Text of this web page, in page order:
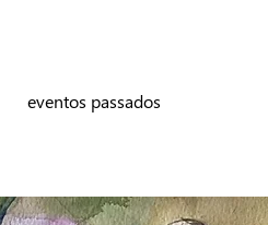
eventos passados